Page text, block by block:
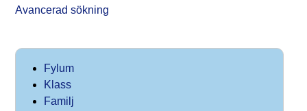
Avancerad sökning
Fylum
Klass
Familj